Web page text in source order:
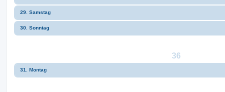
29. Samstag
30. Sonntag
36
31. Montag